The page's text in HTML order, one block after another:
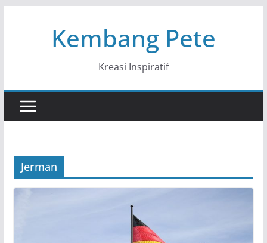
Kembang Pete
Kreasi Inspiratif
Jerman